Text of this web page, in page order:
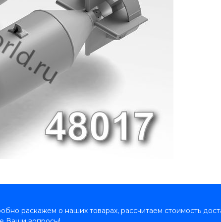
раскажем о наших товарах, рассчитаем стоимость